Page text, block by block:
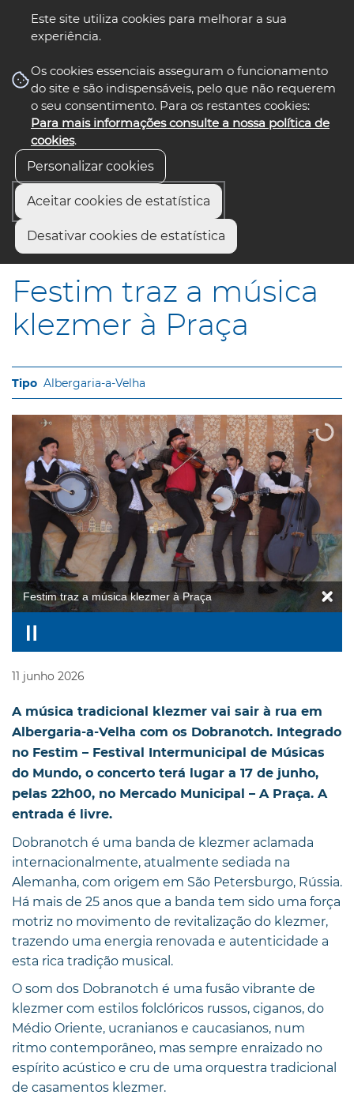
Este site utiliza cookies para melhorar a sua
experiência.
Os cookies essenciais asseguram o funcionamento
do site e são indispensáveis, pelo que não requerem
o seu consentimento. Para os restantes cookies:
Para mais informações consulte a nossa política de
cookies.
Personalizar cookies
Aceitar cookies de estatística
Desativar cookies de estatística
nos select language
Início
Festim traz a música klezmer à Praça
Festim traz a música
klezmer à Praça
Albergaria-a-Velha
Festim traz a música klezmer à Praça
11 junho 2026
A música tradicional klezmer vai sair à rua em
Albergaria-a-Velha com os Dobranotch. Integrado
no Festim – Festival Intermunicipal de Músicas
do Mundo, o concerto terá lugar a 17 de junho,
pelas 22h00, no Mercado Municipal – A Praça. A
entrada é livre.
Dobranotch é uma banda de klezmer aclamada
internacionalmente, atualmente sediada na
Alemanha, com origem em São Petersburgo, Rússia.
Há mais de 25 anos que a banda tem sido uma força
motriz no movimento de revitalização do klezmer,
trazendo uma energia renovada e autenticidade a
esta rica tradição musical.
O som dos Dobranotch é uma fusão vibrante de
klezmer com estilos folclóricos russos, ciganos, do
Médio Oriente, ucranianos e caucasianos, num
ritmo contemporâneo, mas sempre enraizado no
espírito acústico e cru de uma orquestra tradicional
de casamentos klezmer.